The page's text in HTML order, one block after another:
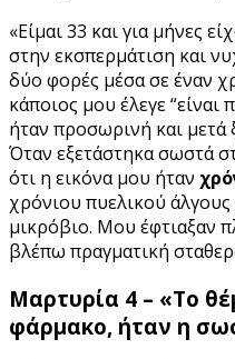
«Είμαι 33 και για μήνες
στην εκσπερμάτιση και
δύο φορές μέσα σε έναν
κάποιος μου έλεγε “είναι
ήταν προσωρινή και μετά
Όταν εξετάστηκα σωστά
ότι η εικόνα μου ήταν
χρόνιου πυελικού
μικρόβιο. Μου έφτιαξαν
βλέπω πραγματική
Μαρτυρία 4 – «Το
φάρμακο, ήταν η